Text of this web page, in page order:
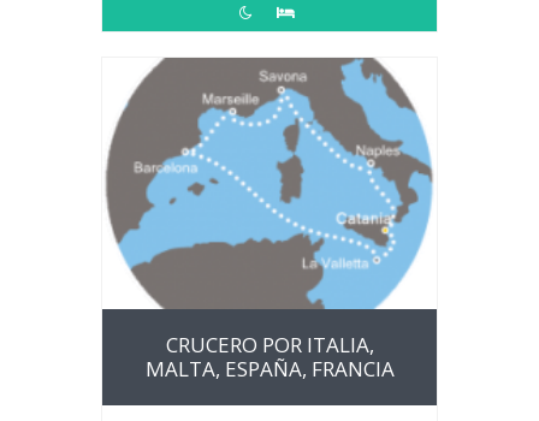
CRUCERO POR ITALIA,
MALTA, ESPAÑA, FRANCIA